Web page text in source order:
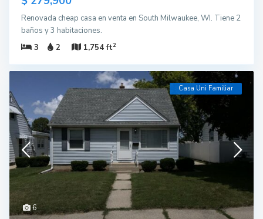
Renovada cheap casa en venta en South Milwaukee, WI. Tiene 2
baños y 3 habitaciones.
3
2 1,754 ft2
6
Casa Uni Familiar